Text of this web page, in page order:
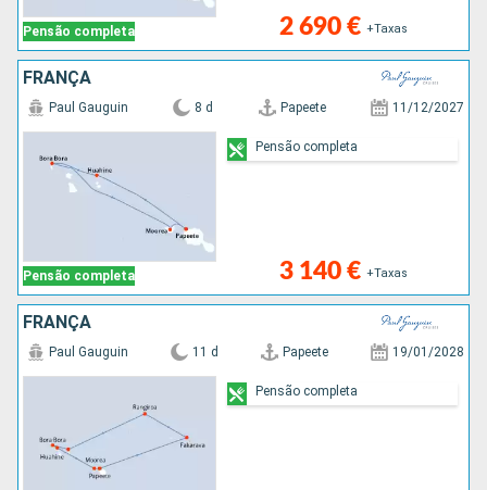
Pensão completa 2 690 € +Taxas
FRANÇA
Pensão completa
Paul Gauguin 8 d Papeete 11/12/2027
3 140 € +Taxas
Pensão completa
FRANÇA
Paul Gauguin 11 d Papeete 19/01/2028
Pensão completa